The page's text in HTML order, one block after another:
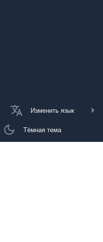
Изменить язык
Тёмная тема